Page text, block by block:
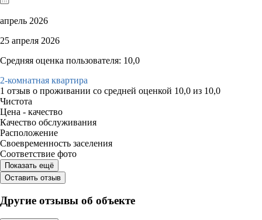
апрель 2026
25 апреля 2026
Средняя оценка пользователя: 10,0
2-комнатная квартира
1 отзыв о проживании со средней оценкой 10,0 из 10,0
Чистота
Цена - качество
Качество обслуживания
Расположение
Своевременность заселения
Соответствие фото
Показать ещё
Оставить отзыв
Другие отзывы об объекте